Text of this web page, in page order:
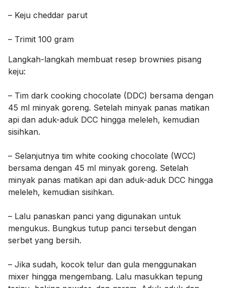
– Keju cheddar parut
– Trimit 100 gram
Langkah-langkah membuat resep brownies pisang
keju:
– Tim dark cooking chocolate (DDC) bersama dengan
45 ml minyak goreng. Setelah minyak panas matikan
api dan aduk-aduk DCC hingga meleleh, kemudian
sisihkan.
– Selanjutnya tim white cooking chocolate (WCC)
bersama dengan 45 ml minyak goreng. Setelah
minyak panas matikan api dan aduk-aduk DCC hingga
meleleh, kemudian sisihkan.
– Lalu panaskan panci yang digunakan untuk
mengukus. Bungkus tutup panci tersebut dengan
serbet yang bersih.
– Jika sudah, kocok telur dan gula menggunakan
mixer hingga mengembang. Lalu masukkan tepung